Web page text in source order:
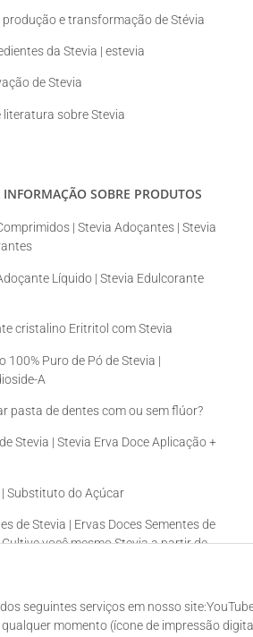
seguintes serviços em nosso
momento (ícone de impressão
produção e transformação de Stévia
da Stevia | estevia
de Stevia
literatura sobre Stevia
INFORMAÇÃO SOBRE PRODUTOS
| Stevia Adoçantes | Stevia
Líquido | Stevia Edulcorante
cristalino Eritritol com Stevia
100% Puro de Pó de Stevia |
A
pasta de dentes com ou sem flúor?
Stevia | Stevia Erva Doce Aplicação +
Substituto do Açúcar
de Stevia | Ervas Doces Sementes de
Cultive você mesmo Stevia a partir de